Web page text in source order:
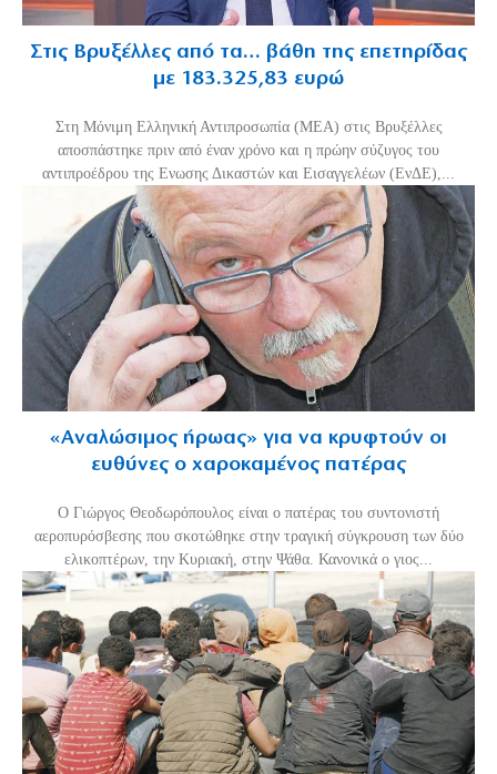
Στις Βρυξέλλες από τα… βάθη της επετηρίδας
με 183.325,83 ευρώ
Στη Μόνιμη Ελληνική Αντιπροσωπία (ΜΕΑ) στις Βρυξέλλες
αποσπάστηκε πριν από έναν χρόνο και η πρώην σύζυγος του
αντιπροέδρου της Ενωσης Δικαστών και Εισαγγελέων (ΕνΔΕ),...
«Aναλώσιμος ήρωας» για να κρυφτούν οι
ευθύνες ο χαροκαμένος πατέρας
Ο Γιώργος Θεοδωρόπουλος είναι ο πατέρας του συντονιστή
αεροπυρόσβεσης που σκοτώθηκε στην τραγική σύγκρουση των δύο
ελικοπτέρων, την Κυριακή, στην Ψάθα. Κανονικά ο γιος...